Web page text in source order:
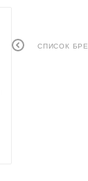
СПИСОК